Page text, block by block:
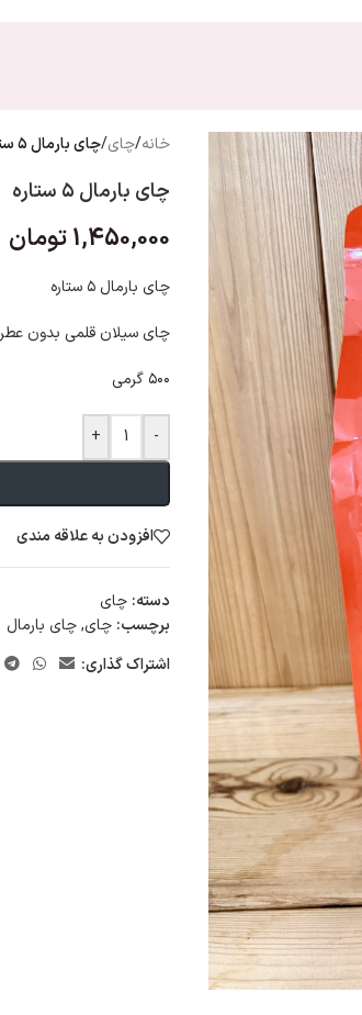
خانه/چای/چای بارمال ۵ ستاره
چای بارمال ۵ ستاره
1,450,000تومان
چای بارمال ۵ ستاره
چای سیلان قلمی بدون عطر
۵۰۰ گرمی
-
+
افزودن به علاقه مندی
دسته: چای
برچسب: چای,چای بارمال
اشتراک گذاری: